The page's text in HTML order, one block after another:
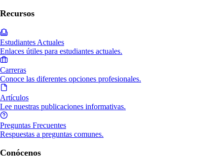
Recursos
Estudiantes Actuales
Enlaces útiles para estudiantes actuales.
Carreras
Conoce las diferentes opciones profesionales.
Artículos
Lee nuestras publicaciones informativas.
Preguntas Frecuentes
Respuestas a preguntas comunes.
Conócenos